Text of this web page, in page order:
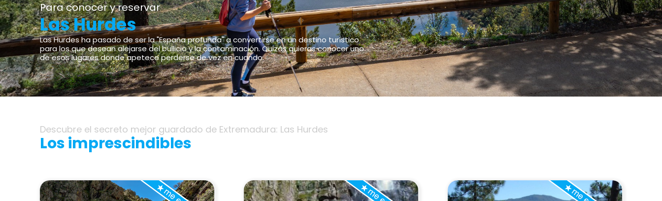
Para conocer y reservar
Las Hurdes
Las Hurdes ha pasado de ser la "España profunda" a convertirse en un destino turístico
para los que desean alejarse del bullicio y la contaminación. Quizás quieras conocer uno
de esos lugares donde apetece perderse de vez en cuando.
Descubre el secreto mejor guardado de Extremadura: Las Hurdes
Los imprescindibles